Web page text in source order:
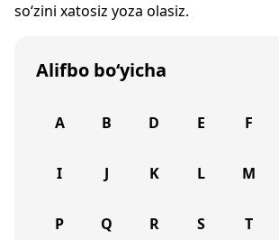
so‘zini xatosiz yoza olasiz.
Alifbo bo‘yicha
A B D E F
I J K L M
P Q R S T